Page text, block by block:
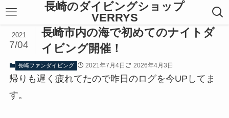
長崎のダイビングショップ
VERRYS
長崎市内の海で初めてのナイトダ
イビング開催！
2021
7/04
長崎ファンダイビング 2021年7月4日 2026年4月3日
帰りも遅く疲れてたので昨日のログを今UPしてま
す。